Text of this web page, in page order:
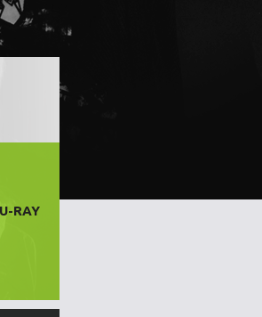
RAY